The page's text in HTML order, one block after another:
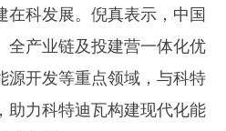
在科发展。倪真表示，中国
全产业链及投建营一体化优
源开发等重点领域，与科特
助力科特迪瓦构建现代化能